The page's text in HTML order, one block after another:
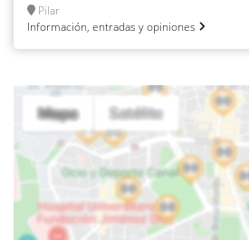
Pilar
Información, entradas y opiniones